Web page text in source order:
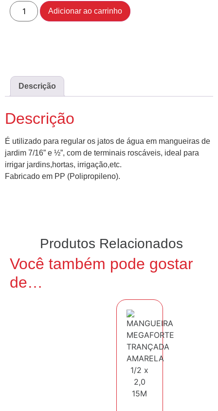
Adicionar ao carrinho
Descrição
Descrição
É utilizado para regular os jatos de água em mangueiras de
jardim 7/16” e ½”, com de terminais roscáveis, ideal para
irrigar jardins,hortas, irrigação,etc.
Fabricado em PP (Polipropileno).
Produtos Relacionados
Você também pode gostar
de…